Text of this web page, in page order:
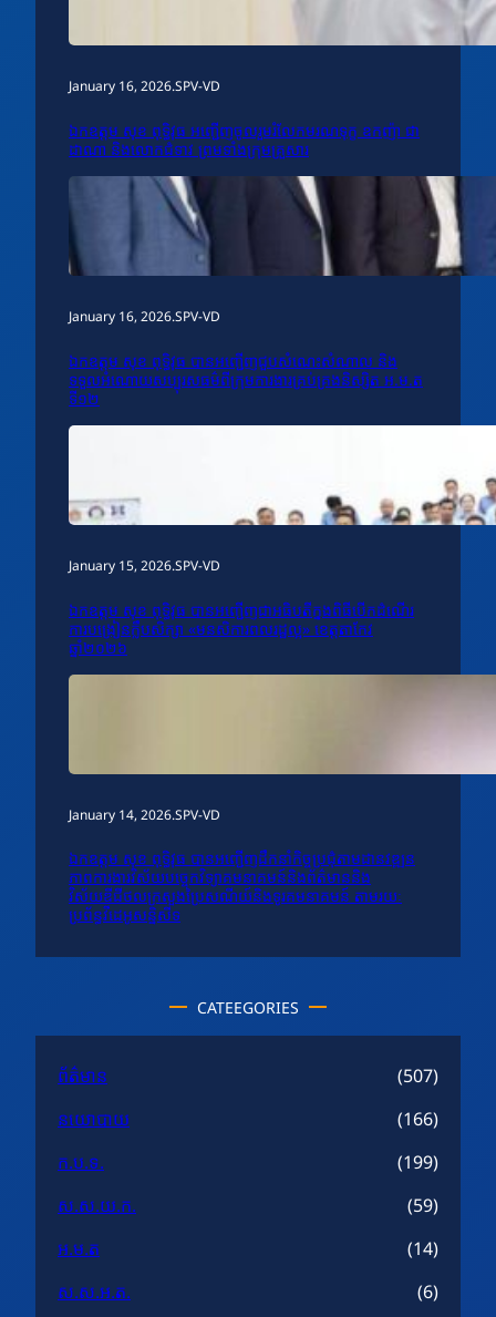
January 16, 2026.SPV-VD
ឯកឧត្តម សុខ ពុទ្ធិវុធ អញ្ជើញចូលរួមរំលែកមរណទុក្ខ ឧកញ៉ា ជា
ដាណា និងលោកជំទាវ ព្រមទាំងក្រុមគ្រួសារ
January 16, 2026.SPV-VD
ឯកឧត្តម សុខ ពុទ្ធិវុធ បានអញ្ជើញជួបសំណេះសំណាល និង
ទទួលអំណោយសប្បុរសធម៌ពីក្រុមការងារគ្រប់គ្រងនិស្សិត អ.ម.ត
ទី១២
January 15, 2026.SPV-VD
ឯកឧត្តម សុខ ពុទ្ធិវុធ បានអញ្ជើញជាអធិបតីក្នុងពិធីបើកដំណើរ
ការបង្រៀនក្លឹបសិក្សា «មនសិការពលរដ្ឋល្អ» ខេត្តតាកែវ
ឆ្នាំ២០២៦
January 14, 2026.SPV-VD
ឯកឧត្តម សុខ ពុទ្ធិវុធ បានអញ្ជើញដឹកនាំកិច្ចប្រជុំតាមដានវឌ្ឍន
ភាពការងារវិស័យបច្ចេកវិទ្យាគមនាគមន៍និងព័ត៌មាននិង
វិស័យឌីជីថលក្រសួងប្រៃសណីយ៍និងទូរគមនាគមន៍ តាមរយៈ
ប្រព័ន្ធវីដេអូសន្និសីទ
CATEEGORIES
ព័ត៌មាន
(507)
នយោបាយ
(166)
ក.ប.ទ.
(199)
ស.ស.យ.ក.
(59)
អ.ម.ត
(14)
ស.ស.អ.ត.
(6)